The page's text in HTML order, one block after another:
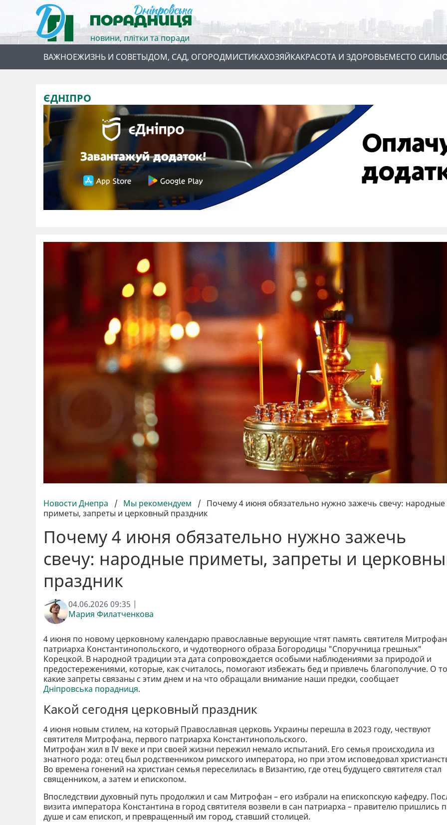
новини, плітки та поради
ВАЖНОЕЖИЗНЬ И СОВЕТЫДОМ, САД, ОГОРОДМИСТИКАХОЗЯЙКАКРАСОТА И ЗДОРОВЬЕМЕСТО СИЛЫ
ЄДНІПРО
Новости Днепра / Мы рекомендуем / Почему 4 июня обязательно нужно зажечь свечу: народные
приметы, запреты и церковный праздник
Почему 4 июня обязательно нужно зажечь
свечу: народные приметы, запреты и
праздник
04.06.2026 09:35 |
Мария Филатченкова
4 июня по новому церковному календарю православные верующие чтят память святителя
патриарха Константинопольского, и чудотворного образа Богородицы "Споручница грешных"
Корецкой. В народной традиции эта дата сопровождается особыми наблюдениями за природой и
предостережениями, которые, как считалось, помогают избежать бед и привлечь благополучие. О
какие запреты связаны с этим днем ​​и на что обращали внимание наши предки, сообщает
Дніпровська порадниця.
Какой сегодня церковный праздник
4 июня новым стилем, на который Православная церковь Украины перешла в 2023 году, чествуют
святителя Митрофана, первого патриарха Константинопольского.
Митрофан жил в IV веке и при своей жизни пережил немало испытаний. Его семья происходила из
знатного рода: отец был родственником римского императора, но при этом исповедовал
Во времена гонений на христиан семья переселилась в Византию, где отец будущего святителя стал
священником, а затем и епископом.
Впоследствии духовный путь продолжил и сам Митрофан – его избрали на епископскую кафедру.
визита императора Константина в город святителя возвели в сан патриарха – правителю пришлись
душе и сам епископ, и превращенный им город, ставший столицей.